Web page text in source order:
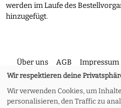
werden im Laufe des
hinzugefügt.
Über uns AGB Impressum
Kontakt Versand und
Wir respektieren deine
Wir verwenden Cookies, um
personalisieren, den Traffic zu